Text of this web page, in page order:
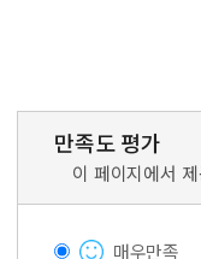
만족도 평가
이 페이지에서
매우만족